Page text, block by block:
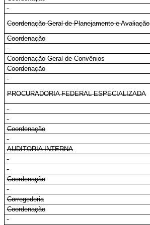
Coordenação-Geral de Planejamento e Avaliação
Coordenação
Coordenação-Geral de Convênios
Coordenação
PROCURADORIA FEDERAL ESPECIALIZADA
Coordenação
AUDITORIA INTERNA
Coordenação
Corregedoria
Coordenação